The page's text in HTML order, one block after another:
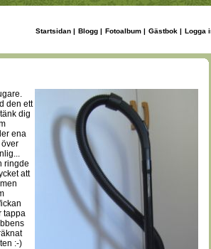
Startsidan | Blogg | Fotoalbum | Gästbok | Logga
den ett
dig
ena
ringde
att
tappa
:-)